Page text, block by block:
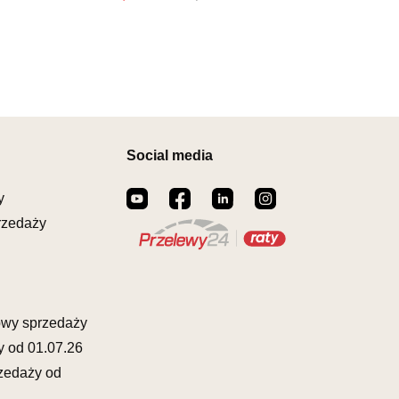
18:00, Sb: 10:00-14:00
559,00 zł
Wybierz
TED
4
sprzedaży
od 01.07.26
od
Social media